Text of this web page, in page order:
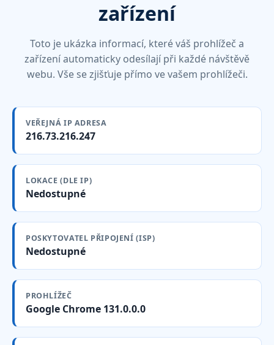
zařízení
Toto je ukázka informací, které váš prohlížeč a
zařízení automaticky odesílají při každé návštěvě
webu. Vše se zjišťuje přímo ve vašem prohlížeči.
VEŘEJNÁ IP ADRESA
216.73.216.247
LOKACE (DLE IP)
Nedostupné
POSKYTOVATEL PŘIPOJENÍ (ISP)
Nedostupné
PROHLÍŽEČ
Google Chrome 131.0.0.0